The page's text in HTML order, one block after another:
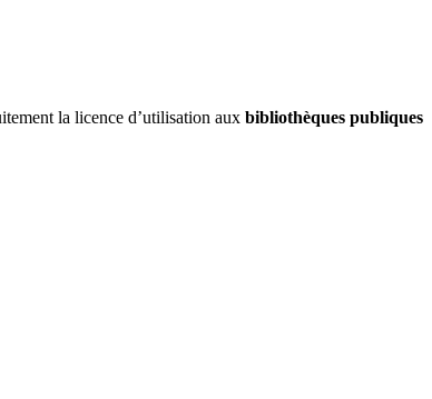
la licence d’utilisation aux bibliothèques publiques